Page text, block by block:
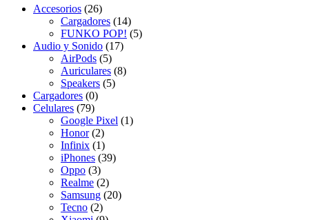
Accesorios (26)
Cargadores (14)
FUNKO POP! (5)
Audio y Sonido (17)
AirPods (5)
Auriculares (8)
Speakers (5)
Cargadores (0)
Celulares (79)
Google Pixel (1)
Honor (2)
Infinix (1)
iPhones (39)
Oppo (3)
Realme (2)
Samsung (20)
Tecno (2)